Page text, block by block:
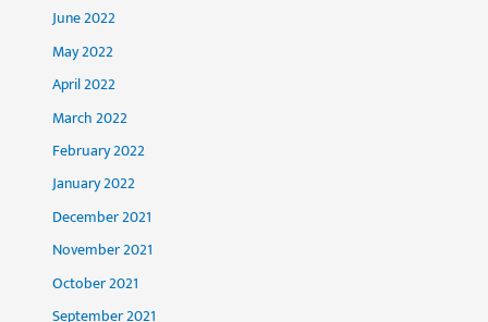
June 2022
May 2022
April 2022
March 2022
February 2022
January 2022
December 2021
November 2021
October 2021
September 2021